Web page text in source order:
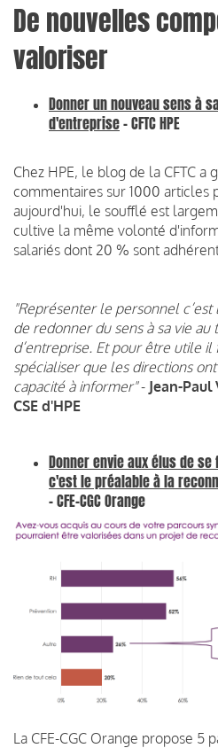
De nouvelles
valoriser
Donner un nouveau sens à
d'entreprise- CFTC HPE
Chez HPE, le blog de la CFTC a
commentaires sur 1000 articles
aujourd'hui, le soufflé est
cultive la même volonté
salariés dont 20 % sont
"Représenter le personnel
de redonner du sens à sa vie
d’entreprise. Et pour être utile il
spécialiser que les directions
capacité à informer"- Jean-
CSE d'HPE
Donner envie aux élus de
c'est le préalable à la
- CFE-CGC Orange
La CFE-CGC Orange propose 5